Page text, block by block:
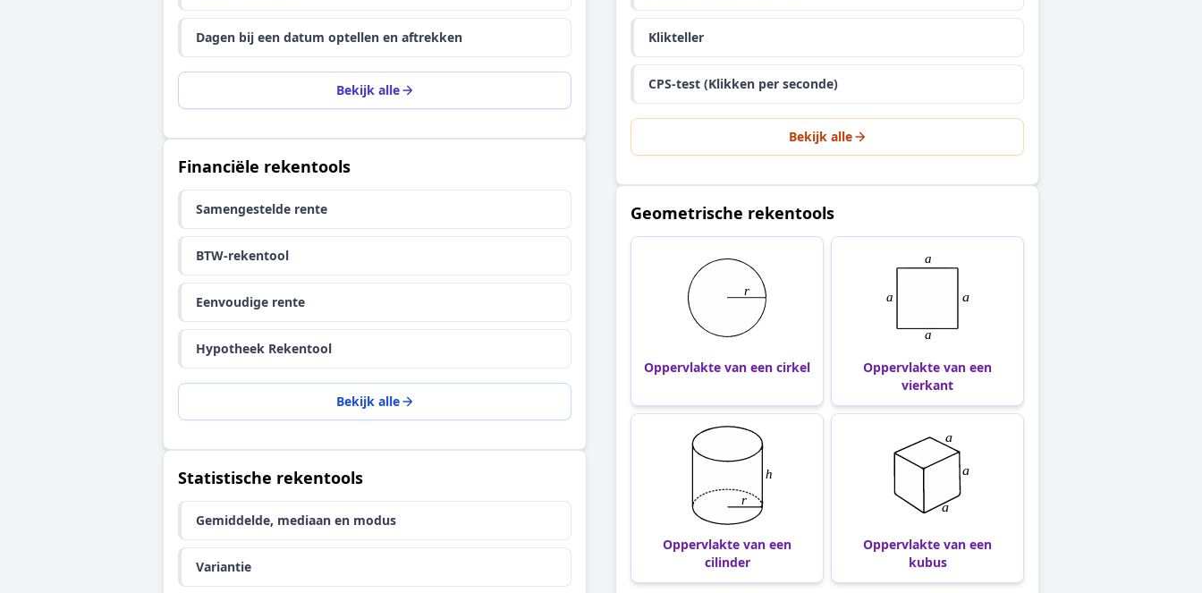
Dagen bij een datum optellen en aftrekken
Bekijk alle
Financiële rekentools
Samengestelde rente
BTW-rekentool
Eenvoudige rente
Hypotheek Rekentool
Bekijk alle
Statistische rekentools
Gemiddelde, mediaan en modus
Variantie
Klikteller
CPS-test (Klikken per seconde)
Bekijk alle
Geometrische rekentools
Oppervlakte van een cirkel
Oppervlakte van een
vierkant
Oppervlakte van een
cilinder
Oppervlakte van een
kubus